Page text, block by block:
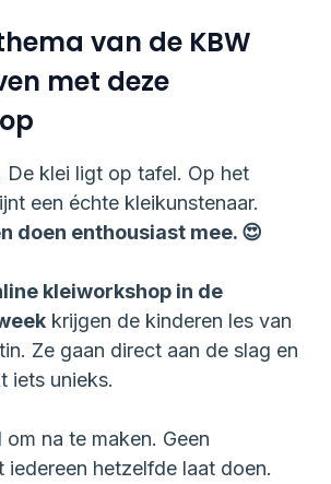
van de KBW
met deze
De klei ligt op tafel. Op het
een échte kleikunstenaar.
doen enthousiast mee. 😍
kleiworkshop in de
krijgen de kinderen les van
Ze gaan direct aan de slag en
iets unieks.
na te maken. Geen
iedereen hetzelfde laat doen.